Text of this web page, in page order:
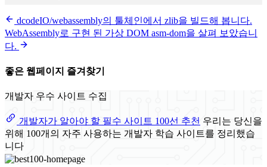
dcodeIO/webassembly의 툴체인에서 zlib을 빌드해 봅니다.
WebAssembly로 구현 된 가상 DOM asm-dom을 살펴 보았습니
다.
좋은 웹페이지 즐겨찾기
개발자 우수 사이트 수집
개발자가 알아야 할 필수 사이트 100선 추천 우리는 당신을
위해 100개의 자주 사용하는 개발자 학습 사이트를 정리했습
니다